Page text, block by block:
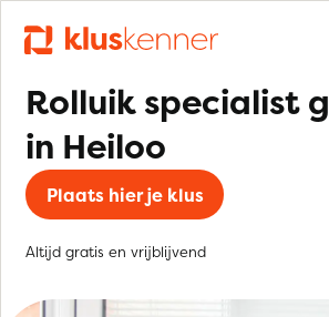
Rolluik specialist
in Heiloo
Plaats hier je klus
Altijd gratis en vrijblijvend